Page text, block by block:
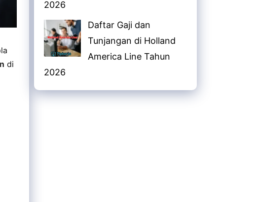
di
2026
Daftar Gaji dan
Tunjangan di Holland
America Line Tahun
2026